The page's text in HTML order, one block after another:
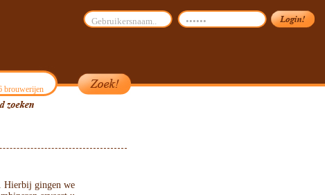
brouwerijen
Hierbij gingen we